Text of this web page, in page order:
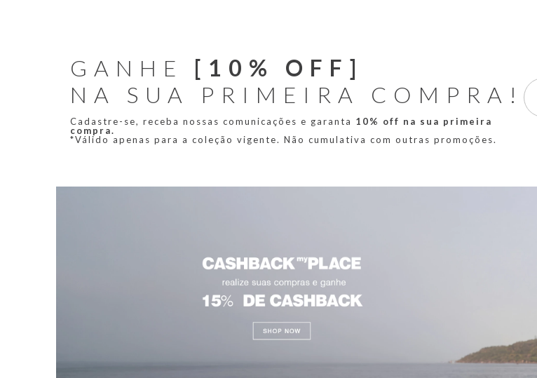
GANHE [10% OFF]
NA SUA PRIMEIRA COMPRA!
Cadastre-se, receba nossas comunicações e garanta 10% off na sua primeira
compra.
*Válido apenas para a coleção vigente. Não cumulativa com outras promoções.